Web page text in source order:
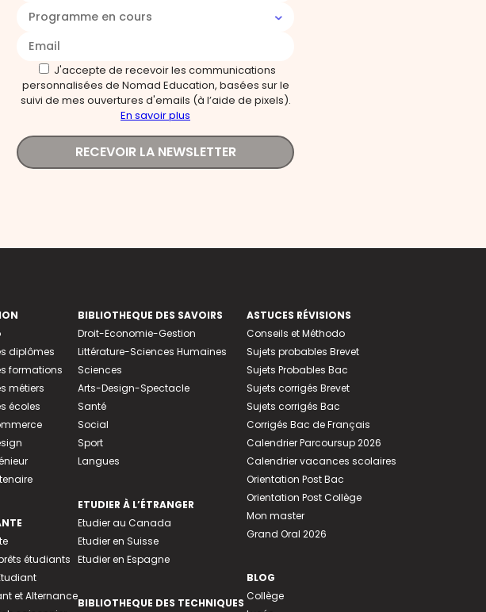
Programme en cours
J'accepte de recevoir les communications
personnalisées de Nomad Education, basées sur le
suivi de mes ouvertures d'emails (à l’aide de pixels).
En savoir plus
RECEVOIR LA NEWSLETTER
diplômes
formations
métiers
écoles
étudiants
et Alternance
BIBLIOTHEQUE DES SAVOIRS
Droit-Economie-Gestion
Littérature-Sciences Humaines
Sciences
Arts-Design-Spectacle
Santé
Social
Sport
Langues
ETUDIER À L’ÉTRANGER
Etudier au Canada
Etudier en Suisse
Etudier en Espagne
BIBLIOTHEQUE DES TECHNIQUES
ASTUCES RÉVISIONS
Conseils et Méthodo
Sujets probables Brevet
Sujets Probables Bac
Sujets corrigés Brevet
Sujets corrigés Bac
Corrigés Bac de Français
Calendrier Parcoursup 2026
Calendrier vacances scolaires
Orientation Post Bac
Orientation Post Collège
Mon master
Grand Oral 2026
BLOG
Collège